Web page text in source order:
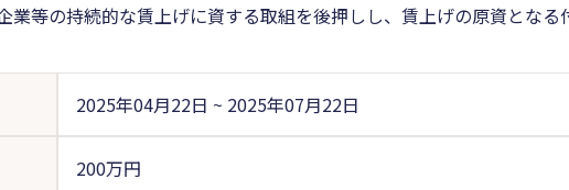
業等の持続的な賃上げに資する取組を後押しし、賃上げの原資とな
2025年04月22日 ~ 2025年07月22日
200万円